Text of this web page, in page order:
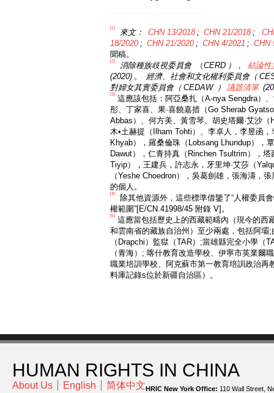
[1] 來文： CHN 13/2018 ; CHN 21/2018 ;
18/2020 ; CHN 21/2020 ; CHN 4/2021 ; CHN
聞稿。
[2] 消除種族歧視委員會 （CERD ），
結論性
(2020) 。 經濟、社會和文化權利委員會（
對婦女其實委員會（ CEDAW ） 議題清單
[3] 這應該包括：阿亞桑扎（A-nya Sengdra）
彤、丁家喜、果·喜饒嘉措（Go Sherab
Abbas）、何方美、黃雪琴、胡史塔爾·艾沙
木•土赫提（Ilham Tohti）、李卓人，李昱函
Khyab），羅桑倫珠（Lobsang Lhundup），
Dawut），仁青持真（Rinchen Tsultrim），塔
Tiyip），王建兵，許志永，牙里坤·艾莎（
（Yeshe Choedron），吳葛劍雄，張海濤，
的個人。
[4]
除其他資源外，這些標準借鑒了“人權委員
權範圍”[E/CN.41998/45 附錄 V]。
[5] 這應當包括歷史上的西藏範疇內（現今的西
和雲南省的藏族自治州）至少兩處，包括阿壩
（Drapchi）監獄（TAR）;當雄縣完全小學（
（青海）; 喀什教育改造學校、伊寧市英業爾
職業培訓學校、阿克蘇市第一教育培訓政治再
料庫記錄s位於新疆自治區）。
HUMAN RIGHTS IN CHINA
About Us English 简体中文HRIC New York Office: 110 Wall Street,